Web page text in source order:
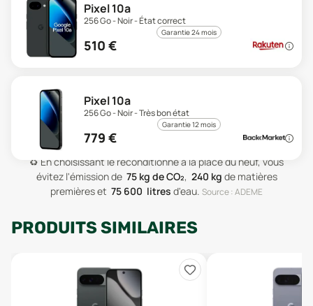
Pixel 10a
256 Go - Noir - État correct
Garantie 24 mois
510 €
Pixel 10a
256 Go - Noir - Très bon état
Garantie 12 mois
779 €
♻️ En choisissant le reconditionné à la place du neuf, vous
évitez l'émission de 75 kg de CO₂, 240 kg de matières
premièreset 75 600 litres d'eau. Source : ADEME
PRODUITS SIMILAIRES